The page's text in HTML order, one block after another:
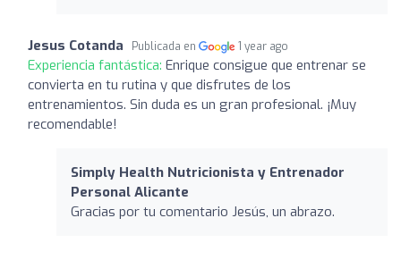
Jesus Cotanda Publicada en 1 year ago
Experiencia fantástica: Enrique consigue que entrenar se
convierta en tu rutina y que disfrutes de los
entrenamientos. Sin duda es un gran profesional. ¡Muy
recomendable!
Simply Health Nutricionista y Entrenador
Personal Alicante
Gracias por tu comentario Jesús, un abrazo.